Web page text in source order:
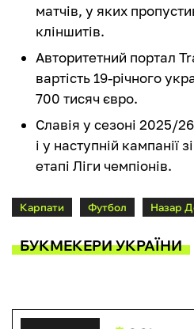
матчів, у яких
кліншитів.
Авторитетний портал
вартість 19-річного
700 тисяч євро.
Славія у сезоні 2025/
і у наступній кампанії
етапі Ліги чемпіонів.
Карпати Футбол Назар
БУКМЕКЕРИ УКРАЇНИ